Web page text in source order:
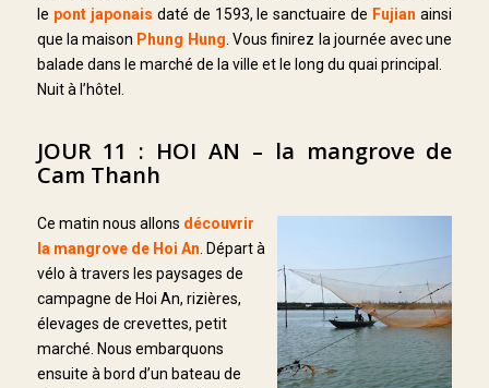
le pont japonais daté de 1593, le sanctuaire de Fujian ainsi
que la maison Phung Hung . Vous finirez la journée avec une
balade dans le marché de la ville et le long du quai principal.
Nuit à l’hôtel.
JOUR 11 : HOI AN – la mangrove de
Cam Thanh
Ce matin nous allons découvrir
la mangrove de Hoi An . Départ à
vélo à travers les paysages de
campagne de Hoi An, rizières,
élevages de crevettes, petit
marché. Nous embarquons
ensuite à bord d’un bateau de